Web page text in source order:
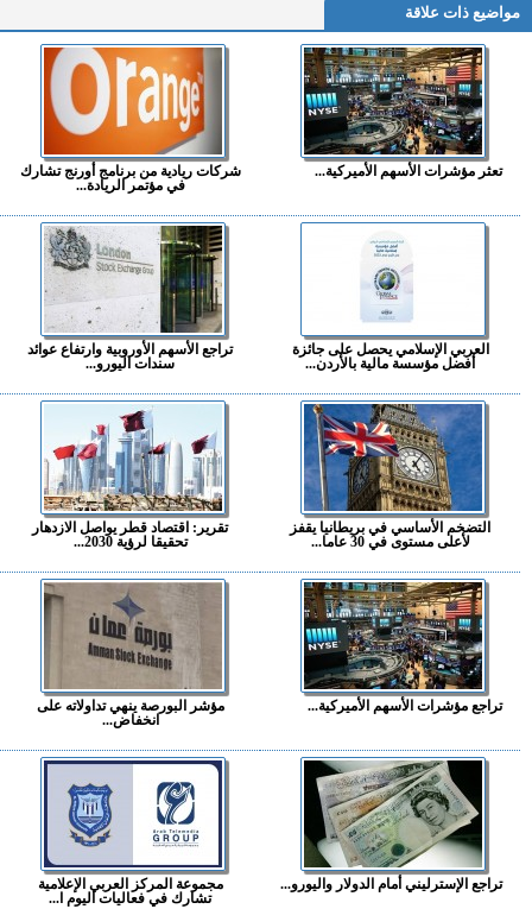
مواضيع ذات علاقة
تعثر مؤشرات الأسهم الأميركية...
شركات ريادية من برنامج أورنج تشارك
في مؤتمر الريادة...
العربي الإسلامي يحصل على جائزة
أفضل مؤسسة مالية بالأردن...
تراجع الأسهم الأوروبية وارتفاع عوائد
سندات اليورو...
التضخم الأساسي في بريطانيا يقفز
لأعلى مستوى في 30 عاما...
تقرير: اقتصاد قطر يواصل الازدهار
تحقيقا لرؤية 2030...
تراجع مؤشرات الأسهم الأميركية...
مؤشر البورصة ينهي تداولاته على
انخفاض...
تراجع الإسترليني أمام الدولار واليورو...
مجموعة المركز العربي الإعلامية
تشارك في فعاليات اليوم ا...